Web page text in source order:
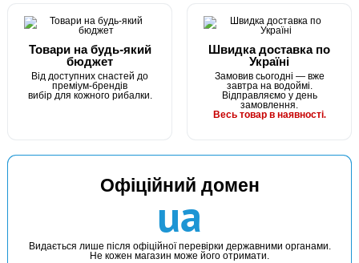
Товари на будь-який
бюджет
Від доступних снастей до
преміум-брендів
вибір для кожного рибалки.
Швидка доставка по
Україні
Замовив сьогодні — вже
завтра на водоймі.
Відправляємо у день
замовлення.
Весь товар в наявності.
Офіційний домен
ua
Видається лише після офіційної перевірки державними органами.
Не кожен магазин може його отримати.